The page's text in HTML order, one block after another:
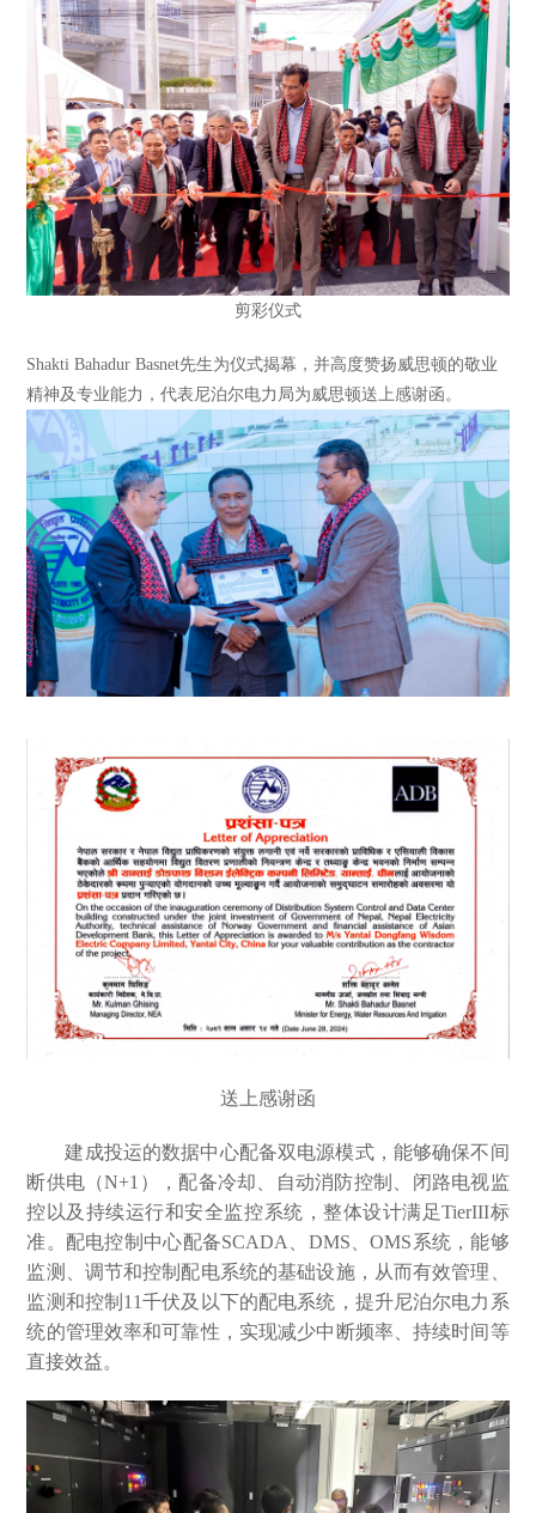
剪彩仪式
Shakti Bahadur Basnet先生为仪式揭幕，并高度赞扬威思顿的敬业
精神及专业能力，代表尼泊尔电力局为威思顿送上感谢函。
送上感谢函
建成投运的数据中心配备双电源模式，能够确保不间
断供电（N+1），配备冷却、自动消防控制、闭路电视监
控以及持续运行和安全监控系统，整体设计满足TierIII标
准。配电控制中心配备SCADA、DMS、OMS系统，能够
监测、调节和控制配电系统的基础设施，从而有效管理、
监测和控制11千伏及以下的配电系统，提升尼泊尔电力系
统的管理效率和可靠性，实现减少中断频率、持续时间等
直接效益。